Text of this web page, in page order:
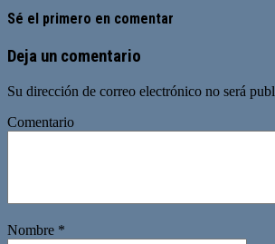
Sé el primero en comentar
Deja un comentario
Su dirección de correo electrónico no será
Comentario
Nombre *